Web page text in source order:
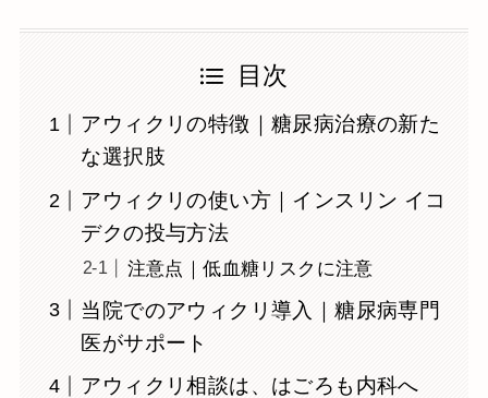
目次
アウィクリの特徴｜糖尿病治療の新た
な選択肢
アウィクリの使い方｜インスリン イコ
デクの投与方法
注意点｜低血糖リスクに注意
当院でのアウィクリ導入｜糖尿病専門
医がサポート
アウィクリ相談は、はごろも内科へ